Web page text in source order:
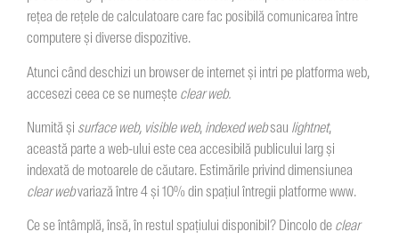
rețea de rețele de calculatoare care fac posibilă comunicarea între
computere și diverse dispozitive.
Atunci când deschizi un browser de internet și intri pe platforma web,
accesezi ceea ce se numește clear web.
Numită și surface web, visible web, indexed websau lightnet,
această parte a web-ului este cea accesibilă publicului larg și
indexată de motoarele de căutare. Estimările privind dimensiunea
clear webvariază între 4 și 10% din spațiul întregii platforme www.
Ce se întâmplă, însă, în restul spațiului disponibil? Dincolo de clear